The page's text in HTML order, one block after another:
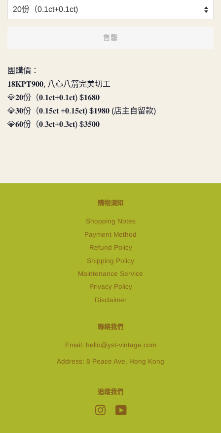
售罄
團購價：
𝟏𝟖𝐊𝐏𝐓𝟗𝟎𝟎, 八心八箭完美切工
💎𝟐𝟎份（𝟎.𝟏𝐜𝐭+𝟎.𝟏𝐜𝐭) $𝟏𝟔𝟖𝟎
💎𝟑𝟎份（𝟎.𝟏𝟓𝐜𝐭 +𝟎.𝟏𝟓𝐜𝐭) $𝟏𝟗𝟖𝟎 (店主自留款)
💎𝟔𝟎份（𝟎.𝟑𝐜𝐭+𝟎.𝟑𝐜𝐭) $𝟑𝟓𝟎𝟎
購物須知
Shopping Notes
Payment Method
Refund Policy
Shipping Policy
Maintenance Service
Privacy Policy
Disclaimer
聯絡我們
Email: hello@yst-vintage.com
Address: 8 Peace Ave, Hong Kong
追蹤我們
Instagram